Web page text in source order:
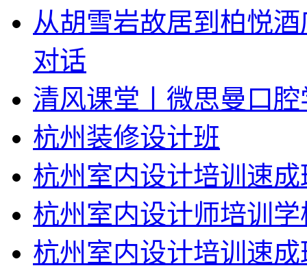
从胡雪岩故居到柏悦
对话
清风课堂丨微思曼口
杭州装修设计班
杭州室内设计培训速成
杭州室内设计师培训
杭州室内设计培训速成